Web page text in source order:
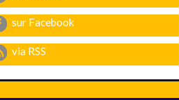
sur Facebook
via RSS